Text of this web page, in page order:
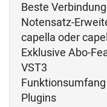
Beste
Notensatz-
capella oder
Exklusive Abo-
VST3
Funktionsumfang
Plugins